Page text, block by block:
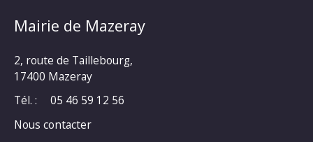
Mairie de Mazeray
2, route de Taillebourg,
17400 Mazeray
Tél. :
05 46 59 12 56
Nous contacter